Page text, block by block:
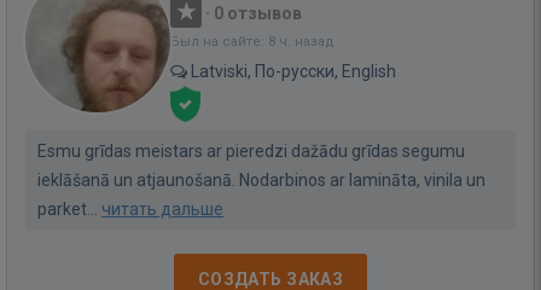
· 0 отзывов
Был на сайте: 8 ч. назад
Latviski, По-русски, English
Esmu grīdas meistars ar pieredzi dažādu grīdas segumu
ieklāšanā un atjaunošanā. Nodarbinos ar lamināta, vinila un
parket... читать дальше
СОЗДАТЬ ЗАКАЗ